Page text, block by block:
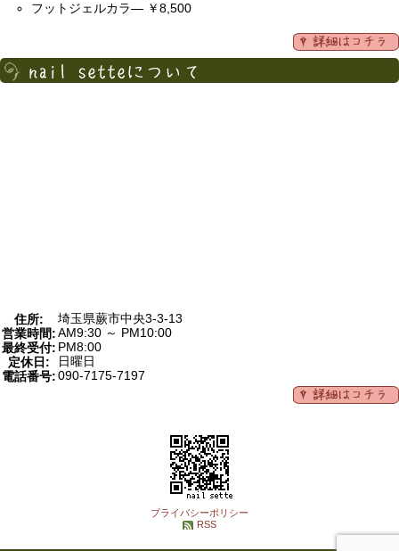
フットジェルカラ― ￥8,500
住所:
埼玉県蕨市中央3-3-13
営業時間:AM9:30 ～ PM10:00
最終受付: PM8:00
定休日:
日曜日
電話番号:090-7175-7197
プライバシーポリシー
RSS